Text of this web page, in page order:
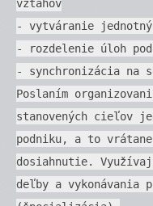
vzťahov
- vytváranie
- rozdelenie úloh
- synchronizácia na
Poslaním
stanovených cieľov
podniku, a to
dosiahnutie.
deľby a vykonávania